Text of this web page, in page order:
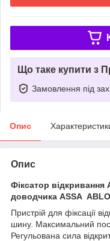
Що таке купити з
Замовлення під
Опис
Опис
Фіксатор
доводчика ASSA
Пристрій для фіксації
шину. Максимальний
Регульована сила